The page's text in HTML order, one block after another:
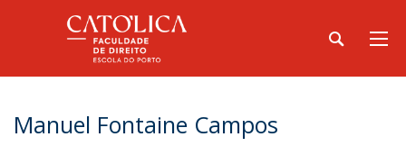
Manuel Fontaine Campos